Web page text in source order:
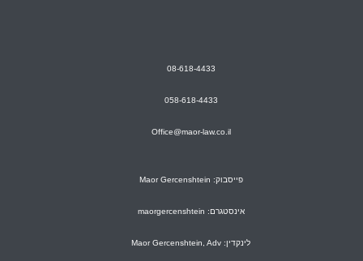
08-618-4433
058-618-4433
Office@maor-law.co.il
פייסבוק: Maor Gercenshtein
אינסטגרם: maorgercenshtein
לינקדין: Maor Gercenshtein, Adv